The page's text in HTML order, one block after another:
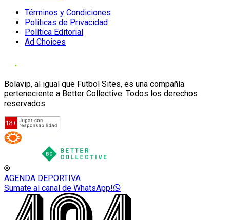
Términos y Condiciones
Políticas de Privacidad
Política Editorial
Ad Choices
Bolavip, al igual que Futbol Sites, es una compañía
perteneciente a Better Collective. Todos los derechos
reservados
AGENDA DEPORTIVA
Sumate al canal de WhatsApp!